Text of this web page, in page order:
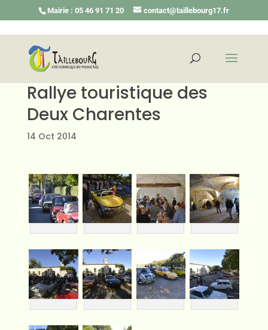
Mairie : 05 46 91 71 20 contact@taillebourg17.fr
Rallye touristique des
Deux Charentes
14 Oct 2014